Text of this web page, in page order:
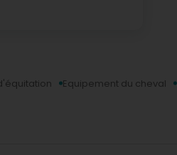
Equipement du cheval